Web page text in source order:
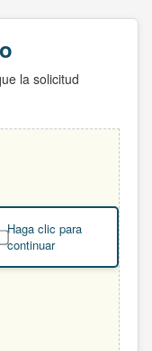
la solicitud
Haga clic para
continuar